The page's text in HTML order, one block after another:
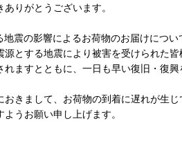
りがとうございます。
震の影響によるお荷物のお届けにつ
とする地震により被害を受けられた皆
ますとともに、一日も早い復旧・復興
きまして、お荷物の到着に遅れが生じ
うお願い申し上げます。